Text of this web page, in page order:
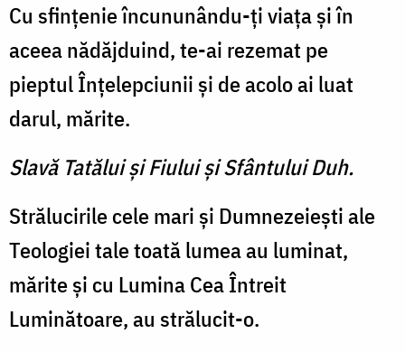
Cu sfinţenie încununându-ţi viaţa şi în
aceea nădăjduind, te-ai rezemat pe
pieptul Înţelepciunii şi de acolo ai luat
darul, mărite.
Slavă Tatălui şi Fiului şi Sfântului Duh.
Strălucirile cele mari şi Dumnezeieşti ale
Teologiei tale toată lumea au luminat,
mărite şi cu Lumina Cea Întreit
Luminătoare, au strălucit-o.